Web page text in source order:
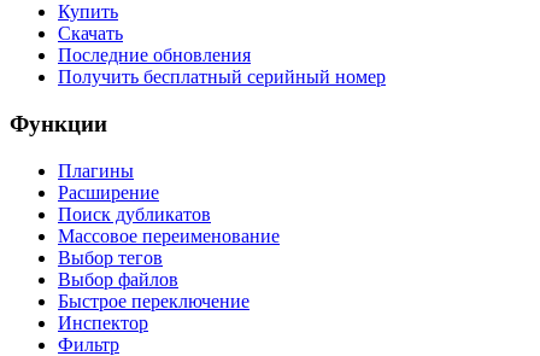
Купить
Скачать
Последние обновления
Получить бесплатный серийный номер
Функции
Плагины
Расширение
Поиск дубликатов
Массовое переименование
Выбор тегов
Выбор файлов
Быстрое переключение
Инспектор
Фильтр